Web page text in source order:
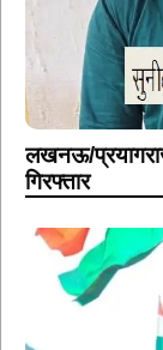
लखनऊ/
गिरफ्तार